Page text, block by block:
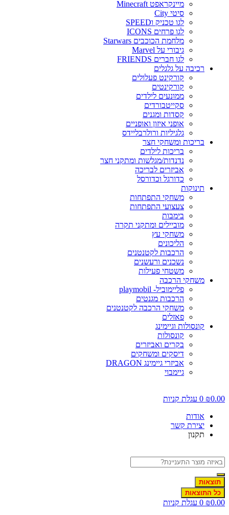
מיינקראפט Minecraft
סיטי City
לגו טכניק וSPEED
לגו פרחים ICONS
מלחמת הכוכבים Starwars
גיבורי על Marvel
לגו חברים FRIENDS
רכיבה על גלגלים
קורקינט פעלולים
קורקינטים
ממונעים לילדים
סקייטבורדים
קסדות ומגנים
אופני איזון ואופניים
גלגיליות ורולרבליידס
בריכות ומשחקי חצר
בריכות לילדים
נדנדות/מגלשות ומתקני חצר
אביזרים לבריכה
כדורגל וכדורסל
תינוקות
משחקי התפתחות
צעצועי התפתחות
בימבות
מוביילים ומתקני תקרה
משחקי עץ
הליכונים
הרכבות לקטנטנים
נשכנים ורעשנים
משטחי פעילות
משחקי הרכבה
פליימוביל- playmobil
הרכבות מגנטים
משחקי הרכבה לקטנטנים
פאזלים
קונסולות וגיימינג
קונסולות
בקרים ואביזרים
דיסקים ומשחקים
אביזרי גיימינג DRAGON
גיימבוי
₪0.00
0 עגלת קניות
אודות
יצירת קשר
תקנון
תוצאות
כל התוצאות
₪0.00
0 עגלת קניות